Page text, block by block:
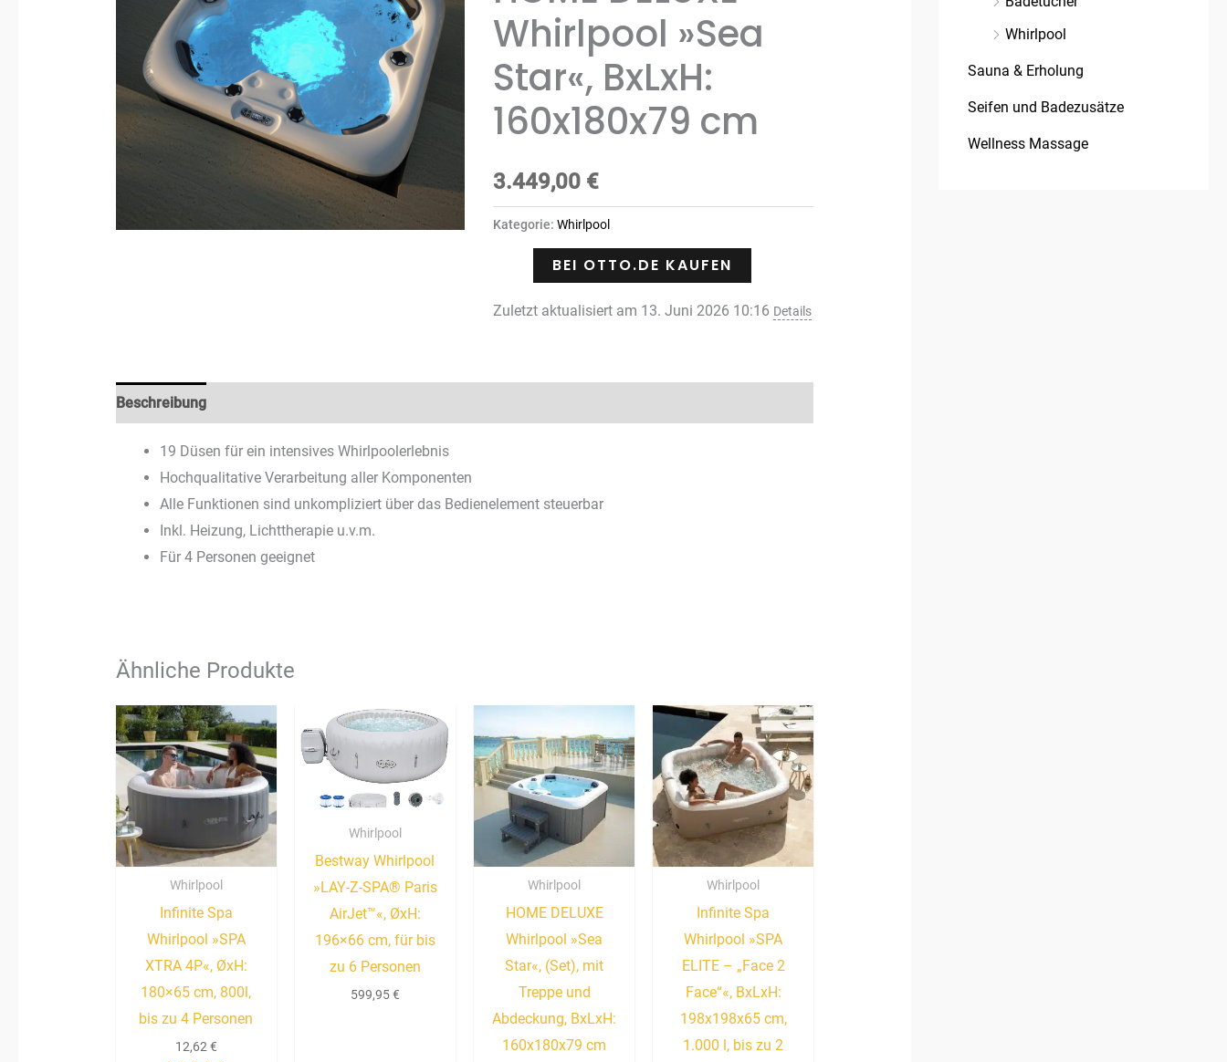
Whirlpool »Sea
Star«, BxLxH:
160x180x79 cm
3.449,00 €
Kategorie: Whirlpool
BEI OTTO.DE KAUFEN
Zuletzt aktualisiert am 13. Juni 2026 10:16 Details
Beschreibung
19 Düsen für ein intensives Whirlpoolerlebnis
Hochqualitative Verarbeitung aller Komponenten
Alle Funktionen sind unkompliziert über das Bedienelement steuerbar
Inkl. Heizung, Lichttherapie u.v.m.
Für 4 Personen geeignet
Ähnliche Produkte
Whirlpool
Infinite Spa
Whirlpool »SPA
XTRA 4P«, ØxH:
180×65 cm, 800l,
bis zu 4 Personen
12,62€
Whirlpool
Bestway Whirlpool
»LAY-Z-SPA® Paris
AirJet™«, ØxH:
196×66 cm, für bis
zu 6 Personen
599,95€
Whirlpool
HOME DELUXE
Whirlpool »Sea
Star«, (Set), mit
Treppe und
Abdeckung, BxLxH:
160x180x79 cm
Whirlpool
Infinite Spa
Whirlpool »SPA
ELITE – „Face 2
Face“«, BxLxH:
198x198x65 cm,
1.000 l, bis zu 2
Whirlpool
Sauna & Erholung
Seifen und Badezusätze
Wellness Massage